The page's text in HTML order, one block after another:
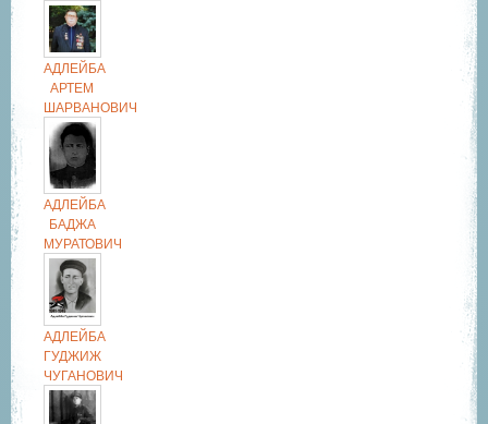
АДЛЕЙБА
АРТЕМ
ШАРВАНОВИЧ
АДЛЕЙБА
БАДЖА
МУРАТОВИЧ
АДЛЕЙБА
ГУДЖИЖ
ЧУГАНОВИЧ